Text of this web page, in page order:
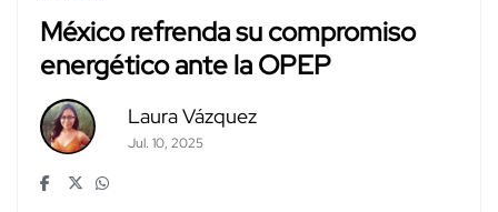
México refrenda su compromiso
energético ante la OPEP
Laura Vázquez
Jul. 10, 2025